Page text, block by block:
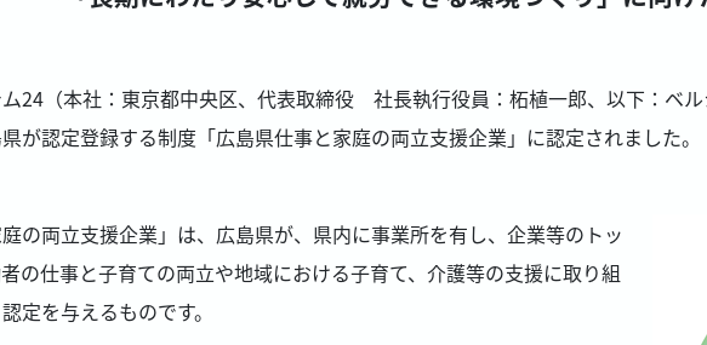
24（本社：東京都中央区、代表取締役 社長執行役員：柘植一郎、以下：ベ
が認定登録する制度「広島県仕事と家庭の両立支援企業」に認定されました。
の両立支援企業」は、広島県が、県内に事業所を有し、企業等のトッ
の仕事と子育ての両立や地域における子育て、介護等の支援に取り組
定を与えるものです。